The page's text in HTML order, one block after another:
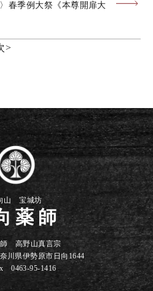
春季例大祭《本尊開扉大
>
山 宝城坊
薬師
師 高野山真言宗
川県伊勢原市日向1644
0463-95-1416